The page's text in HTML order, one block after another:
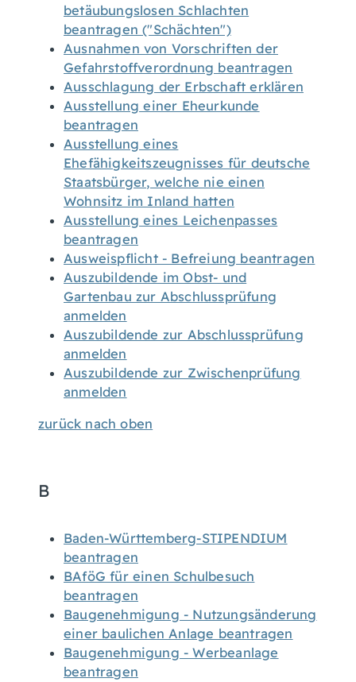
betäubungslosen Schlachten
beantragen ("Schächten")
Ausnahmen von Vorschriften der
Gefahrstoffverordnung beantragen
Ausschlagung der Erbschaft erklären
Ausstellung einer Eheurkunde
beantragen
Ausstellung eines
Ehefähigkeitszeugnisses für deutsche
Staatsbürger, welche nie einen
Wohnsitz im Inland hatten
Ausstellung eines Leichenpasses
beantragen
Ausweispflicht - Befreiung beantragen
Auszubildende im Obst- und
Gartenbau zur Abschlussprüfung
anmelden
Auszubildende zur Abschlussprüfung
anmelden
Auszubildende zur Zwischenprüfung
anmelden
zurück nach oben
B
Baden-Württemberg-STIPENDIUM
beantragen
BAföG für einen Schulbesuch
beantragen
Baugenehmigung - Nutzungsänderung
einer baulichen Anlage beantragen
Baugenehmigung - Werbeanlage
beantragen